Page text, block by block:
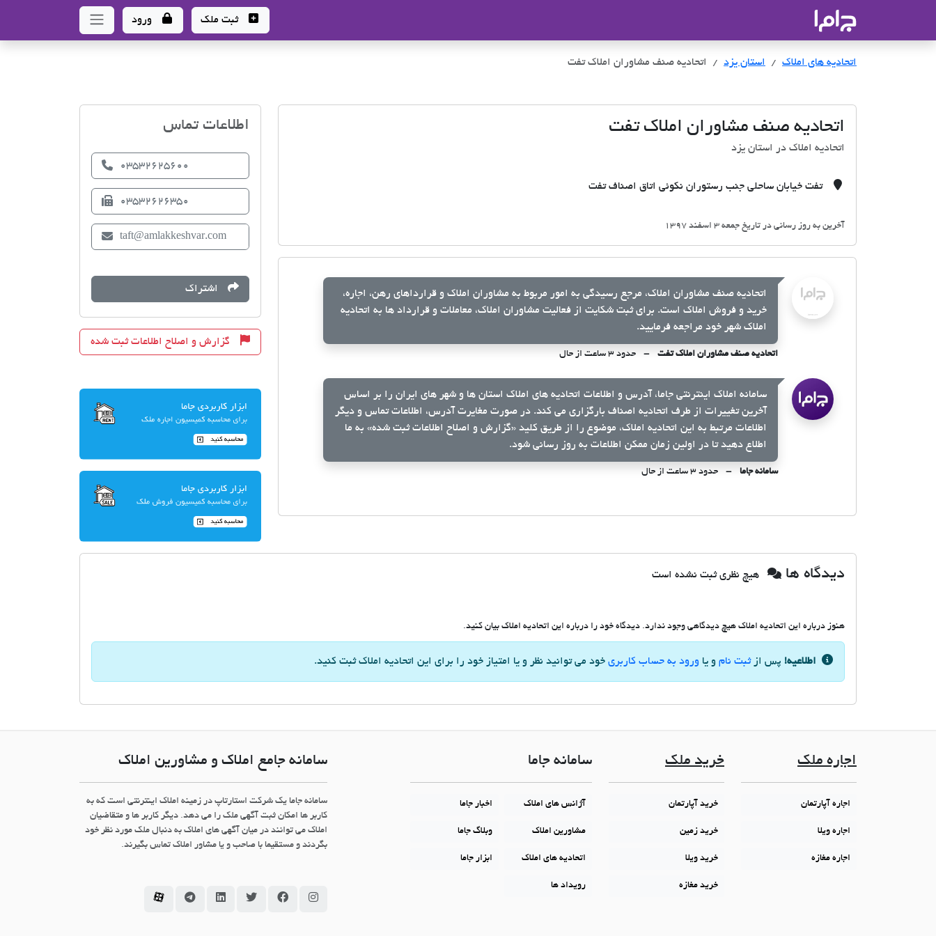
ثبت ملک ورود
اتحادیه های املاک اتحادیه های املاک
استان یزد اتحادیه صنف مشاوران املاک تفت
اتحادیه صنف مشاوران املاک تفت
اتحادیه املاک در استان یزد
تفت خیابان ساحلی جنب رستوران نکوئی اتاق اصناف تفت
آخرین به روز رسانی در تاریخ جمعه 3 اسفند 1397
اتحادیه صنف مشاوران املاک، مرجع رسیدگی به امور مربوط به مشاوران املاک و قرارداهای رهن، اجاره،
خرید و فروش املاک است. برای ثبت شکایت از فعالیت مشاوران املاک، معاملات و قرارداد ها به اتحادیه
املاک شهر خود مراجعه فرمایید.
اتحادیه صنف مشاوران املاک تفت حدود ۳ ساعت از حال
سامانه املاک اینترنتی جاما، آدرس و اطلاعات اتحادیه های املاک استان ها و شهر های ایران را بر اساس
آخرین تغییرات از طرف اتحادیه اصناف بارگزاری می کند. در صورت مغایرت آدرس، اطلاعات تماس و دیگر
اطلاعات مرتبط به این اتحادیه املاک، موضوع را از طریق کلید «گزارش و اصلاح اطلاعات ثبت شده» به ما
اطلاع دهید تا در اولین زمان ممکن اطلاعات به روز رسانی شود.
سامانه جاما حدود ۳ ساعت از حال
اطلاعات تماس
03532625600
03532626350
taft@amlakkeshvar.com
اشتراک
گزارش و اصلاح اطلاعات ثبت شده
دیدگاه ها هیچ نظری ثبت نشده است
هنوز درباره این اتحادیه املاک هیچ دیدگاهی وجود ندارد. دیدگاه خود را درباره این اتحادیه املاک بیان کنید.
اطلاعیه! پس ازثبت نام و یا ورود به حساب کاربری خود می توانید نظر و یا امتیاز خود را برای این اتحادیه املاک ثبت کنید.
اجاره ملک
اجاره آپارتمان
اجاره ویلا
اجاره مغازه
خرید ملک
خرید آپارتمان
خرید زمین
خرید ویلا
خرید مغازه
سامانه جاما
آژانس های املاک اخبار جاما
مشاورین املاک وبلاگ جاما
اتحادیه های املاک ابزار جاما
رویداد ها
سامانه جامع املاک و مشاورین املاک
سامانه جاما یک شرکت استارتاپ در زمینه املاک اینترنتی است که به
کاربر ها امکان ثبت آگهی ملک را می دهد. دیگر کاربر ها و متقاضیان
املاک می توانند در میان آگهی های املاک به دنبال ملک مورد نظر خود
بگردند و مستقیما با صاحب و یا مشاور املاک تماس بگیرند.
سامانه جاما در اینستاگرام
سامانه جاما در فیسبوک
سامانه جاما در توئیتر
سامانه جاما در لینکداین
سامانه جاما در تلگرام
سامانه جاما در آپارات